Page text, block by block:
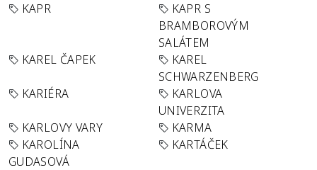
KAPR
KAPR S
BRAMBOROVÝM
SALÁTEM
KAREL ČAPEK
KAREL
SCHWARZENBERG
KARIÉRA
KARLOVA
UNIVERZITA
KARLOVY VARY
KARMA
KAROLÍNA
GUDASOVÁ
KARTÁČEK